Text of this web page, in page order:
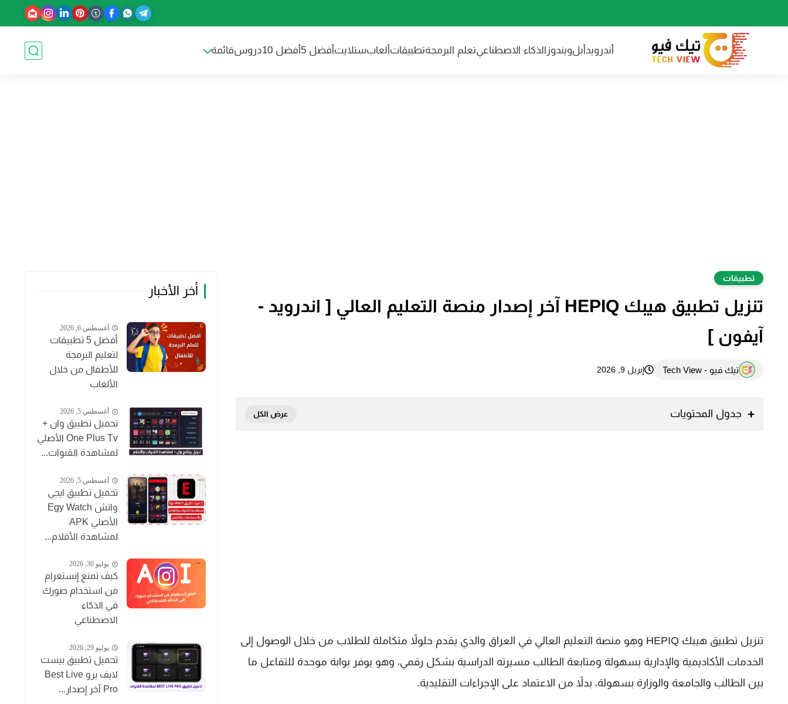
أندرويدأبلويندوز الذكاء الاصطناعيتعلم البرمجةتطبيقاتألعابستلايتأفضل 5 أفضل 10 دروسقائمة
تطبيقات
تنزيل تطبيق هيبك HEPIQ آخر إصدار منصة التعليم العالي [ اندرويد -
آيفون ]
تيك فيو - Tech View إبريل 9, 2026
جدول المحتويات
تنزيل تطبيق هيبك HEPIQ وهو منصة التعليم العالي في العراق والذي يقدم حلولاً متكاملة للطلاب من خلال الوصول إلى
الخدمات الأكاديمية والإدارية بسهولة ومتابعة الطالب مسيرته الدراسية بشكل رقمي، وهو يوفر بوابة موحدة للتفاعل ما
بين الطالب والجامعة والوزارة بسهولة، بدلاً من الاعتماد على الإجراءات التقليدية.
أخر الأخبار
أغسطس 6, 2026
أفضل 5 تطبيقات
لتعليم البرمجة
للأطفال من خلال
الألعاب
أغسطس 5, 2026
تحميل تطبيق وان +
One Plus Tv الأصلي
لمشاهدة القنوات...
أغسطس 5, 2026
تحميل تطبيق ايجي
واتش Egy Watch
الأصلي APK
لمشاهدة الأفلام...
يوليو 30, 2026
كيف تمنع إنستغرام
من استخدام صورك
في الذكاء
الاصطناعي
يوليو 29, 2026
تحميل تطبيق بيست
لايف برو Best Live
Pro آخر إصدار...